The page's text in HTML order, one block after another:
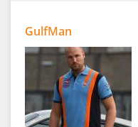
GulfMan